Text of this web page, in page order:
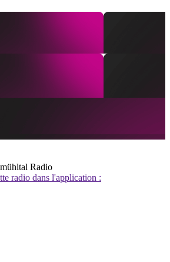
Radio
radio dans l'application :